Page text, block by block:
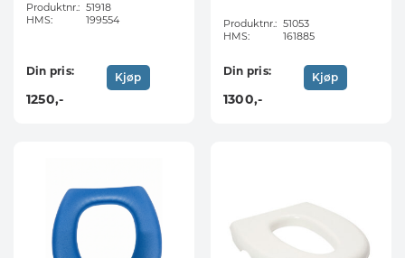
Produktnr.: 51918
HMS:
199554
Din pris:
1250,-
Kjøp
Produktnr.: 51053
HMS:
161885
Din pris:
1300,-
Kjøp